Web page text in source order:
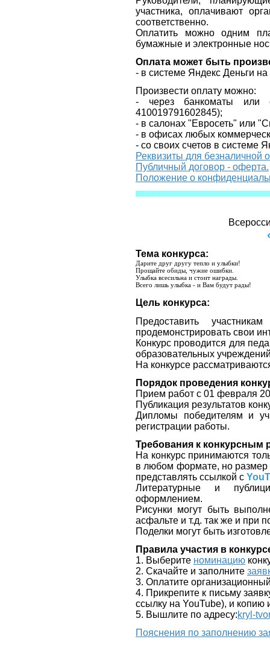
участника, оплачивают
соответственно.
Оплатить можно одним
бумажные и электронные
Оплата может быть
- в системе Яндекс Деньги
Произвести оплату можно:
- через банкоматы или
410019791602845);
- в салонах "Евросеть" или
- в офисах любых
- со своих счетов в системе
Реквизиты для безналичной
Публичный договор - оферта.
Положение о
Тема конкурса:
Дарите друг другу тепло и улыбки!
Прощайте обиды, чужие ошибки.
Улыбка всесильна и стоит награды.
Всего лишь улыбка - и Вам будут рады!
Цель конкурса:
Предоставить
продемонстрировать свои
Конкурс проводится для
образовательных
На конкурсе
Порядок проведения
Прием работ с 01 февраля
Публикация результатов
Дипломы победителям и
регистрации работы.
Требования к конкурсным
На конкурс принимаются
в любом формате, но
представлять ссылкой с
Литературные и
оформлением.
Рисунки могут быть
асфальте и т.д. так же и при
Поделки могут быть
Правила участия в
1. Выберите номинацию
2. Скачайте и заполните
3. Оплатите
4. Прикрепите к письму
ссылку на YouTube), и копию
5. Вышлите по адресу:kryl-
Пояснения по заполнению